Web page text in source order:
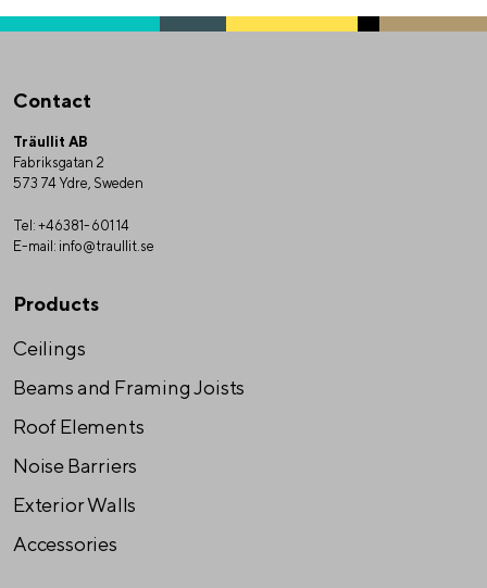
Contact
Träullit AB
Fabriksgatan 2
573 74 Ydre, Sweden
Tel: +46381-601 14
E-mail: info@traullit.se
Products
Ceilings
Beams and Framing Joists
Roof Elements
Noise Barriers
Exterior Walls
Accessories